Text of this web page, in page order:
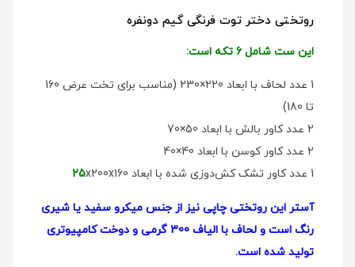
روتختی دختر توت فرنگی گیم دو‌نفره
این ست شامل 6 تکه است:
1 عدد لحاف با ابعاد 220×230 (مناسب برای تخت عرض 160
تا 180)
2 عدد کاور بالش با ابعاد 50×70
2 عدد کاور کوسن با ابعاد 40×40
1 عدد کاور تشک کش‌دوزی شده با ابعاد
25x200x160
آستر این روتختی چاپی نیز از جنس میکرو سفید یا شیری
رنگ است و لحاف با الیاف 300 گرمی و دوخت کامپیوتری
تولید شده است.